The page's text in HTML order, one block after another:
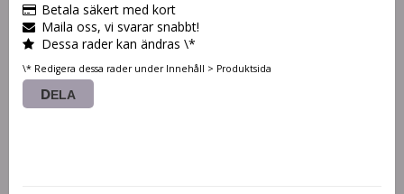
Betala säkert med kort
Maila oss, vi svarar snabbt!
Dessa rader kan ändras \*
\* Redigera dessa rader under Innehåll > Produktsida
DELA